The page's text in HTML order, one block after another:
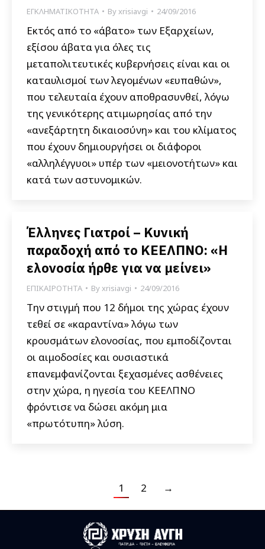
ΕΓΚΛΗΜΑΤΙΚΟΤΗΤΑ Byxrisiavgi 24/09/2016
Εκτός από το «άβατο» των Εξαρχείων,
εξίσου άβατα για όλες τις
μεταπολιτευτικές κυβερνήσεις είναι και οι
καταυλισμοί των λεγομένων «ευπαθών»,
που τελευταία έχουν αποθρασυνθεί, λόγω
της γενικότερης ατιμωρησίας από την
«ανεξάρτητη δικαιοσύνη» και του κλίματος
που έχουν δημιουργήσει οι διάφοροι
«αλληλέγγυοι» υπέρ των «μειονοτήτων» και
κατά των αστυνομικών.
Έλληνες Γιατροί – Κυνική
παραδοχή από το ΚΕΕΛΠΝΟ: «Η
ελονοσία ήρθε για να μείνει»
ΕΠΙΚΑΙΡΟΤΗΤΑ Byxrisiavgi 24/09/2016
Την στιγμή που 12 δήμοι της χώρας έχουν
τεθεί σε «καραντίνα» λόγω των
κρουσμάτων ελονοσίας, που εμποδίζονται
οι αιμοδοσίες και ουσιαστικά
επανεμφανίζονται ξεχασμένες ασθένειες
στην χώρα, η ηγεσία του ΚΕΕΛΠΝΟ
φρόντισε να δώσει ακόμη μια
«πρωτότυπη» λύση.
1 2 →